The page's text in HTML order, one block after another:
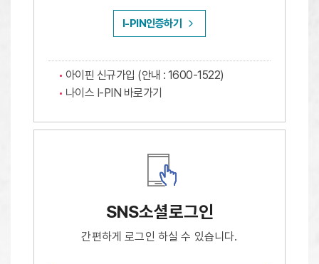
I-PIN인증하기
아이핀 신규가입 (안내 : 1600-1522)
나이스 I-PIN 바로가기
SNS소셜로그인
간편하게 로그인 하실 수 있습니다.